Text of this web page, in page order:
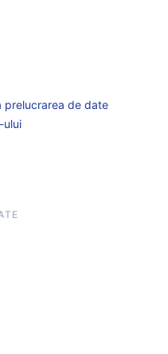
prelucrarea de date
ului